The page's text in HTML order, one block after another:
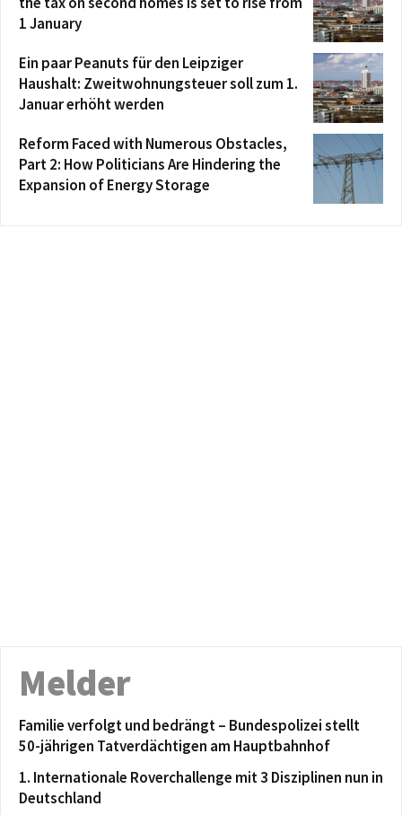
1 January
Ein paar Peanuts für den Leipziger
Haushalt: Zweitwohnungsteuer soll zum 1.
Januar erhöht werden
Reform Faced with Numerous Obstacles,
Part 2: How Politicians Are Hindering the
Expansion of Energy Storage
Melder
Familie verfolgt und bedrängt – Bundespolizei stellt
50-jährigen Tatverdächtigen am Hauptbahnhof
1. Internationale Roverchallenge mit 3 Disziplinen nun in
Deutschland